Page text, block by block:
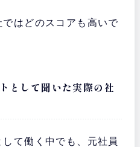
はどのスコアも高いで
として聞いた実際の社
て働く中でも、元社員